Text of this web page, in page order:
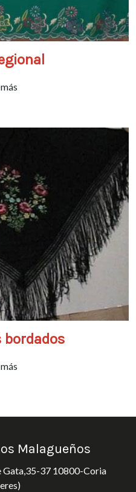
bordados
Malagueños
Gata,35-37 10800-Coria